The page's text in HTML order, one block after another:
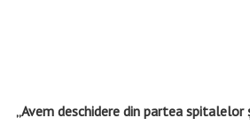
„Avem deschidere din partea spitalelor